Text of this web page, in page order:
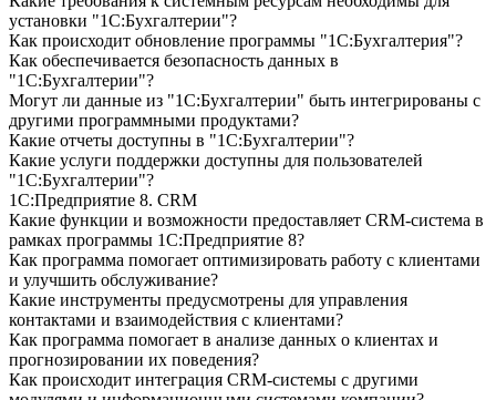
установки "1С:Бухгалтерии"?
Как происходит обновление программы "1С:Бухгалтерия"?
Как обеспечивается безопасность данных в
"1С:Бухгалтерии"?
Могут ли данные из "1С:Бухгалтерии" быть интегрированы с
другими программными продуктами?
Какие отчеты доступны в "1С:Бухгалтерии"?
Какие услуги поддержки доступны для пользователей
"1С:Бухгалтерии"?
1С:Предприятие 8. CRM
Какие функции и возможности предоставляет CRM-система в
рамках программы 1С:Предприятие 8?
Как программа помогает оптимизировать работу с клиентами
и улучшить обслуживание?
Какие инструменты предусмотрены для управления
контактами и взаимодействия с клиентами?
Как программа помогает в анализе данных о клиентах и
прогнозировании их поведения?
Как происходит интеграция CRM-системы с другими